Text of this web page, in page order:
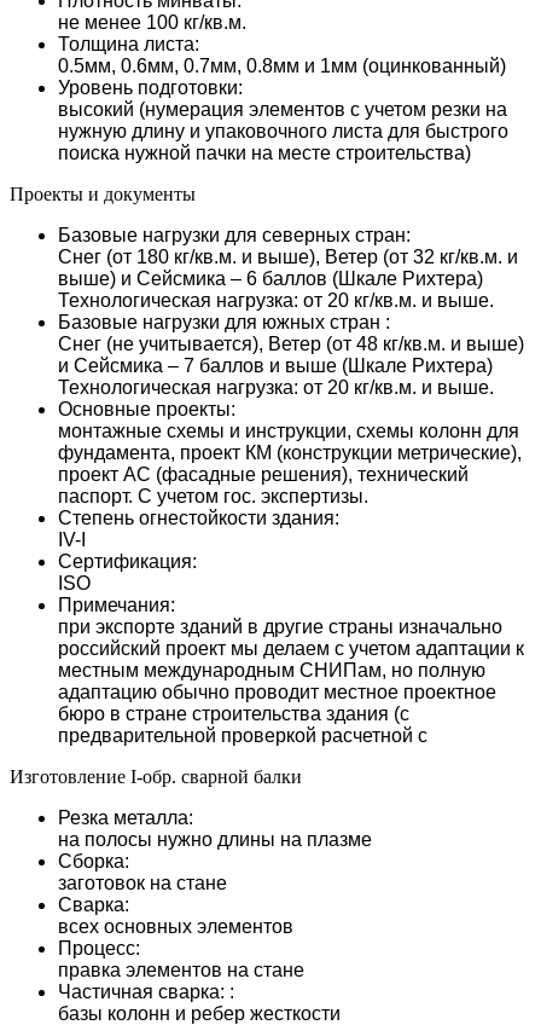
не менее 100 кг/кв.м.
Толщина листа:
0.5мм, 0.6мм, 0.7мм, 0.8мм и 1мм (оцинкованный)
Уровень подготовки:
высокий (нумерация элементов с учетом резки на
нужную длину и упаковочного листа для быстрого
поиска нужной пачки на месте строительства)
Проекты и документы
Базовые нагрузки для северных стран:
Снег (от 180 кг/кв.м. и выше), Ветер (от 32 кг/кв.м. и
выше) и Сейсмика – 6 баллов (Шкале Рихтера)
Технологическая нагрузка: от 20 кг/кв.м. и выше.
Базовые нагрузки для южных стран :
Снег (не учитывается), Ветер (от 48 кг/кв.м. и выше)
и Сейсмика – 7 баллов и выше (Шкале Рихтера)
Технологическая нагрузка: от 20 кг/кв.м. и выше.
Основные проекты:
монтажные схемы и инструкции, схемы колонн для
фундамента, проект КМ (конструкции метрические),
проект АС (фасадные решения), технический
паспорт. С учетом гос. экспертизы.
Степень огнестойкости здания:
IV-I
Сертификация:
ISO
Примечания:
при экспорте зданий в другие страны изначально
российский проект мы делаем с учетом адаптации к
местным международным СНИПам, но полную
адаптацию обычно проводит местное проектное
бюро в стране строительства здания (с
предварительной проверкой расчетной с
Изготовление I-обр. сварной балки
Резка металла:
на полосы нужно длины на плазме
Сборка:
заготовок на стане
Сварка:
всех основных элементов
Процесс:
правка элементов на стане
Частичная сварка: :
базы колонн и ребер жесткости